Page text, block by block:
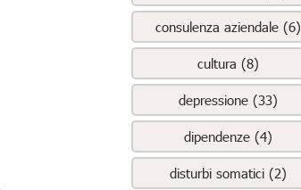
consulenza aziendale (6)
cultura (8)
depressione (33)
dipendenze (4)
disturbi somatici (2)